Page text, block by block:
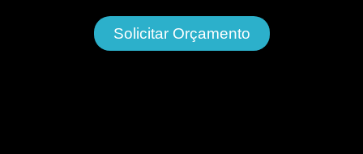
Solicitar Orçamento